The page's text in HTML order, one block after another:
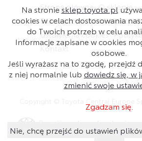
Strona główna O sklepie
Dla dealera Baza wiedzy
Ustawienia cookies
Kontakt
Na stroniesklep.toyota.pl
cookies w celach dostosowania
do Twoich potrzeb w celu
Informacje zapisane w cookies
osobowe.
Jeśli wyrażasz na to zgodę, przejdź
z niej normalnie lub dowiedz się, w
zmienić swoje
Zgadzam się.
Nie, chcę przejść do ustawień